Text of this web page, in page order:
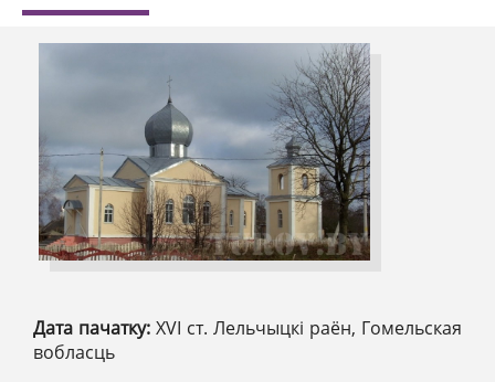
Дата пачатку: XVІ ст. Лельчыцкі раён, Гомельская
вобласць